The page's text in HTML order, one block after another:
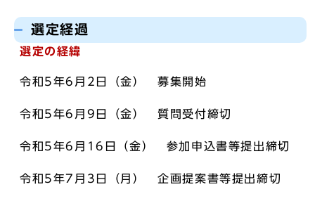
選定経過
選定の経緯
令和5年6月2日（金） 募集開始
令和5年6月9日（金） 質問受付締切
令和5年6月16日（金） 参加申込書等提出締切
令和5年7月3日（月） 企画提案書等提出締切